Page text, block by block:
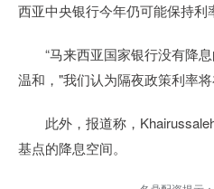
西亚中央银行今年仍可能保持利
“马来西亚国家银行没有降息
温和，"我们认为隔夜政策利率
此外，报道称，
基点的降息空间。